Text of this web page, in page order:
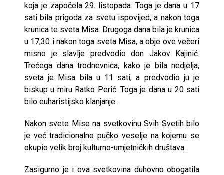
koja je započela 29. listopada. Toga je dana u 17
sati bila prigoda za svetu ispovijed, a nakon toga
krunica te sveta Misa. Drugoga dana bila je krunica
u 17,30 i nakon toga sveta Misa, a obje ove večeri
misno je slavlje predvodio don Jakov Kajinić.
Trećega dana trodnevnica, kako je bila nedjelja,
sveta je Misa bila u 11 sati, a predvodio ju je
biskup u miru Ratko Perić. Toga je dana u 20 sati
bilo euharistijsko klanjanje.
Nakon svete Mise na svetkovinu Svih Svetih bilo
je već tradicionalno pučko veselje na kojemu se
okupio velik broj kulturno-umjetničkih društava.
Zasigurno je i ova svetkovina duhovno obogatila